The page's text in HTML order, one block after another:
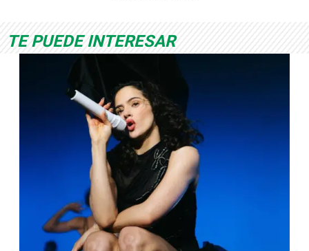
TE PUEDE INTERESAR